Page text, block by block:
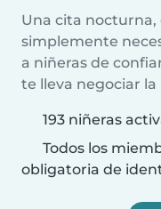
Una cita
simplemente
a niñeras de
te lleva negociar
193 niñeras
Todos los
obligatoria de